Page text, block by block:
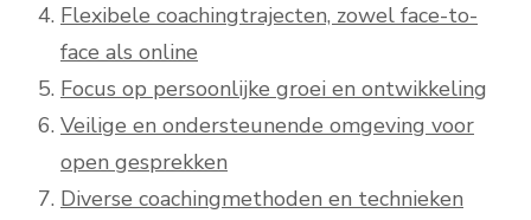
Flexibele coachingtrajecten, zowel face-to-
face als online
Focus op persoonlijke groei en ontwikkeling
Veilige en ondersteunende omgeving voor
open gesprekken
Diverse coachingmethoden en technieken